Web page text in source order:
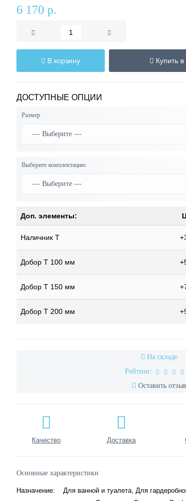
6 170 р.
В корзину Купить
ДОСТУПНЫЕ ОПЦИИ
Размер
Выберите комплектацию
Доп. элементы:
Наличник Т
Добор Т 100 мм
Добор Т 150 мм
Добор Т 200 мм
На складе
Рейтинг:
Оставить отзыв
Качество Доставка
Основные характеристики
Назначение:
Для ванной и туалета, Для